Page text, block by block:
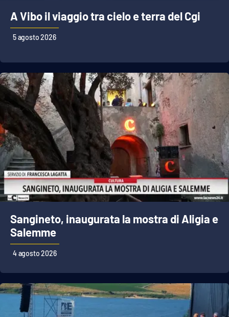
A Vibo il viaggio tra cielo e terra del Cgi
5 agosto 2026
Sangineto, inaugurata la mostra di Aligia e
Salemme
4 agosto 2026